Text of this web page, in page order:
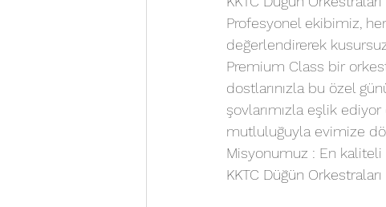
Profesyonel ekibimiz,
değerlendirerek
Premium Class bir
dostlarınızla bu özel
şovlarımızla eşlik
mutluluğuyla evimize
Misyonumuz : En
KKTC Düğün